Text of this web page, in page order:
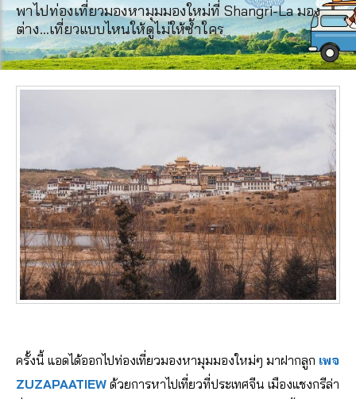
พาไปท่องเที่ยวมองหามุมมองใหม่ที่ Shangri-La มอง
ต่าง…เที่ยวแบบไหนให้ดูไม่ให้ซ้ำใคร
ครั้งนี้ แอดได้ออกไปท่องเที่ยวมองหามุมมองใหม่ๆ มาฝากลูก เพจ
ZUZAPAATIEW ด้วยการหาไปเที่ยวที่ประเทศจีน เมืองแชงกรีล่า